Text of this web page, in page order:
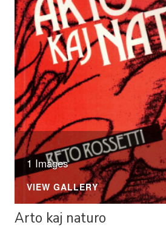
1 Images
VIEW GALLERY
Arto kaj naturo